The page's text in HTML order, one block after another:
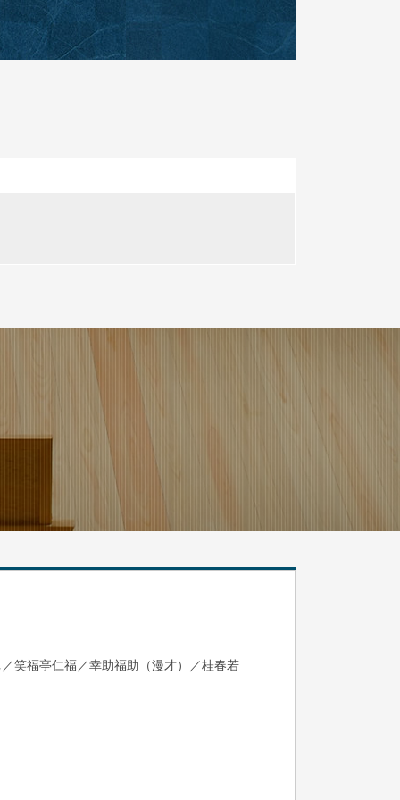
笑福亭仁福／幸助福助（漫才）／桂春若